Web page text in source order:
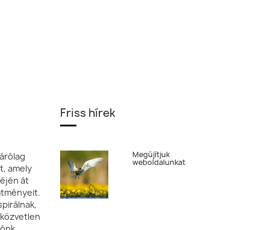
amely
át
Friss hírek
Megújítjuk
weboldalunkat